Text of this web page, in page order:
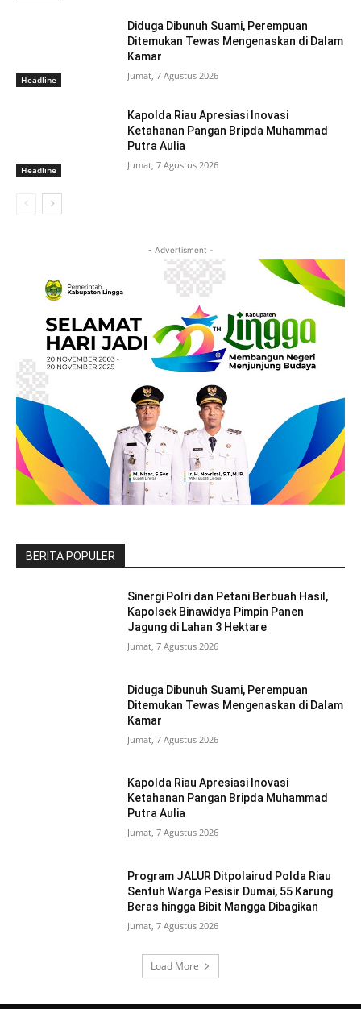
Headline
Diduga Dibunuh Suami, Perempuan
Ditemukan Tewas Mengenaskan di Dalam
Kamar
Jumat, 7 Agustus 2026
Headline
Kapolda Riau Apresiasi Inovasi
Ketahanan Pangan Bripda Muhammad
Putra Aulia
Jumat, 7 Agustus 2026
- Advertisment -
BERITA POPULER
Sinergi Polri dan Petani Berbuah Hasil,
Kapolsek Binawidya Pimpin Panen
Jagung di Lahan 3 Hektare
Jumat, 7 Agustus 2026
Diduga Dibunuh Suami, Perempuan
Ditemukan Tewas Mengenaskan di Dalam
Kamar
Jumat, 7 Agustus 2026
Kapolda Riau Apresiasi Inovasi
Ketahanan Pangan Bripda Muhammad
Putra Aulia
Jumat, 7 Agustus 2026
Program JALUR Ditpolairud Polda Riau
Sentuh Warga Pesisir Dumai, 55 Karung
Beras hingga Bibit Mangga Dibagikan
Jumat, 7 Agustus 2026
Load More